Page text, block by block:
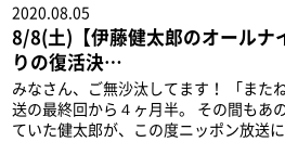
2020.08.05
8/8(土)【伊藤健太郎のオールナ
りの復活決…
みなさん、ご無沙汰してます！ 「また
送の最終回から４ヶ月半。 その間もあ
ていた健太郎が、この度ニッポン放送